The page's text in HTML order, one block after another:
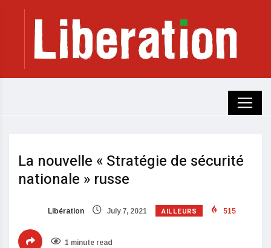
La nouvelle « Stratégie de sécurité
nationale » russe
Libération July 7, 2021 AILLEURS 515
1 minute read